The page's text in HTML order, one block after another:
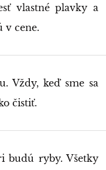
vlastné plavky a
v cene.
Vždy, keď sme sa
čistiť.
budú ryby. Všetky